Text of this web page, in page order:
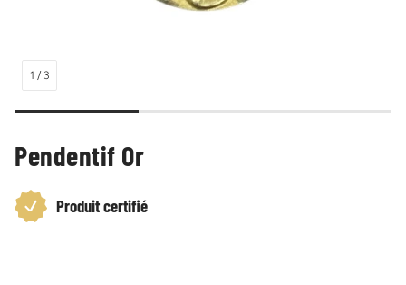
1 / 3
Pendentif Or
Produit certifié